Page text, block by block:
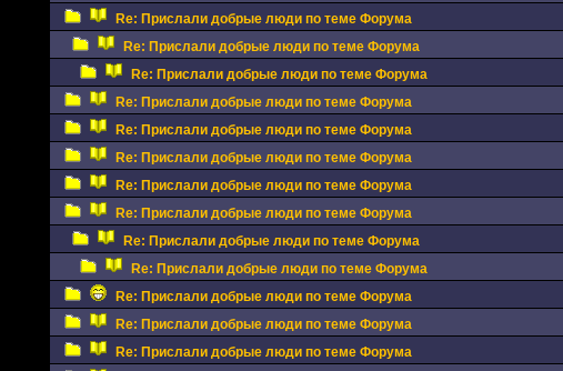
Re: Прислали добрые люди по теме Форума
Re: Прислали добрые люди по теме Форума
Re: Прислали добрые люди по теме Форума
Re: Прислали добрые люди по теме Форума
Re: Прислали добрые люди по теме Форума
Re: Прислали добрые люди по теме Форума
Re: Прислали добрые люди по теме Форума
Re: Прислали добрые люди по теме Форума
Re: Прислали добрые люди по теме Форума
Re: Прислали добрые люди по теме Форума
Re: Прислали добрые люди по теме Форума
Re: Прислали добрые люди по теме Форума
Re: Прислали добрые люди по теме Форума